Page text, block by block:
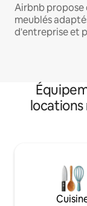
Airbnb
meublés
d'entreprise et